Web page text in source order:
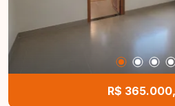
agende sua visita!
R$